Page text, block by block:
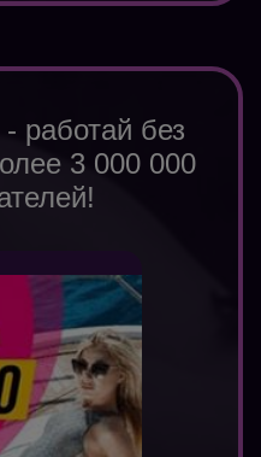
работай без
3 000 000